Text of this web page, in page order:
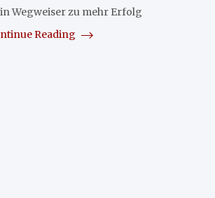
Wegweiser zu mehr Erfolg
Reading